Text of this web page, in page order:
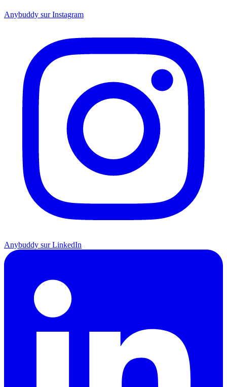
Anybuddy sur Instagram
Anybuddy sur LinkedIn